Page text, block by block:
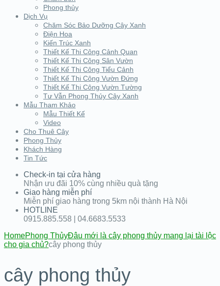
Phong thủy
Dịch Vụ
Chăm Sóc Bảo Dưỡng Cây Xanh
Điện Hoa
Kiến Trúc Xanh
Thiết Kế Thi Công Cảnh Quan
Thiết Kế Thi Công Sân Vườn
Thiết Kế Thi Công Tiểu Cảnh
Thiết Kế Thi Công Vườn Đứng
Thiết Kế Thi Công Vườn Tường
Tư Vẫn Phong Thủy Cây Xanh
Mẫu Tham Khảo
Mẫu Thiết Kế
Video
Cho Thuê Cây
Phong Thủy
Khách Hàng
Tin Tức
Check-in tại cửa hàng
Nhận ưu đãi 10% cùng nhiều quà tặng
Giao hàng miễn phí
Miễn phí giao hàng trong 5km nội thành Hà Nội
HOTLINE
0915.885.558 | 04.6683.5533
HomePhong ThủyĐâu mới là cây phong thủy mang lại tài lộc
cho gia chủ?cây phong thủy
cây phong thủy